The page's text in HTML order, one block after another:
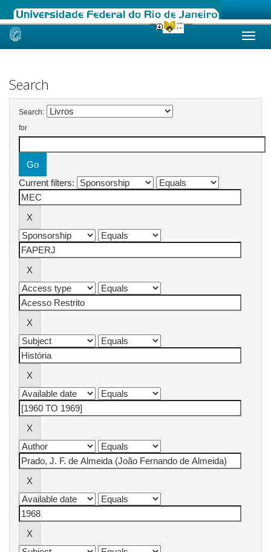
Skip
Search
Search:
for
Current filters: